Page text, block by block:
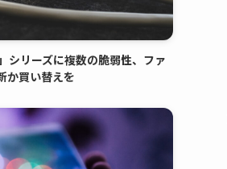
シリーズに複数の脆弱性、ファ
か買い替えを